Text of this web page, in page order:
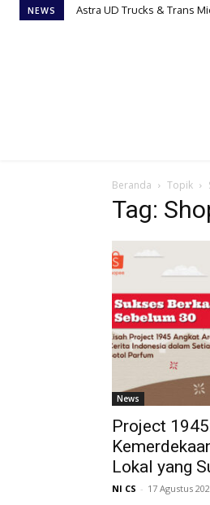
NEWS Astra UD Trucks & Trans
Beranda Topik
Tag:
News
Project
Lokal yang
NI CS - 17 Agustus